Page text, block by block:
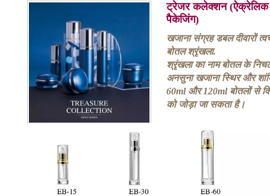
ट्रेजर कलेक्शन (ऐक्रेलिक
पैकेजिंग)
खजाना संग्रह डबल दीवारों
बोतल श्रृंखला.
श्रृंखला का नाम बोतल के
अनसुना खजाना स्थिर और
60ml और 120ml बोतलों से
को जोड़ा जा सकता है।